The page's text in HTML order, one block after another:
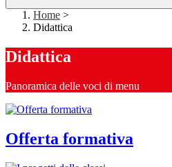
Home >
Didattica
Didattica
Panoramica delle voci di menu
Offerta formativa